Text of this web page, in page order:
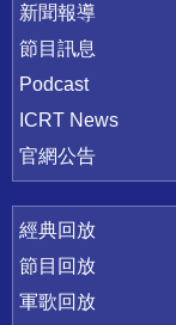
新聞報導
節目訊息
Podcast
ICRT News
官網公告
經典回放
節目回放
軍歌回放